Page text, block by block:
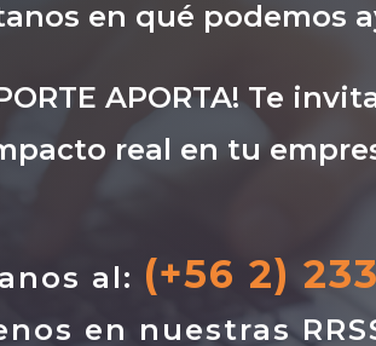
en qué podemos
APORTA! Te
real en tu
al: (+56 2)
en nuestras